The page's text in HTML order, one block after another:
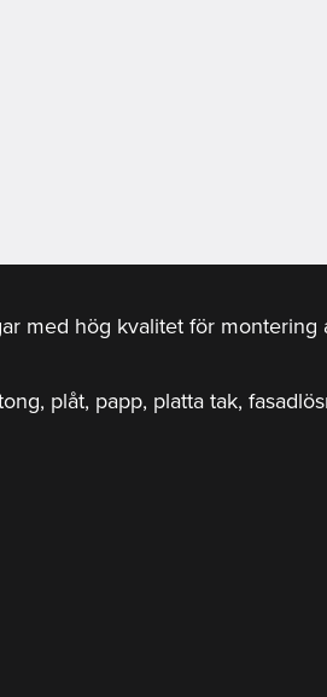
med hög kvalitet för
plåt, papp, platta tak,